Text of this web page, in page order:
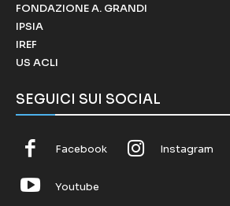
FONDAZIONE A. GRANDI
IPSIA
IREF
US ACLI
SEGUICI SUI SOCIAL
Facebook Instagram
Youtube